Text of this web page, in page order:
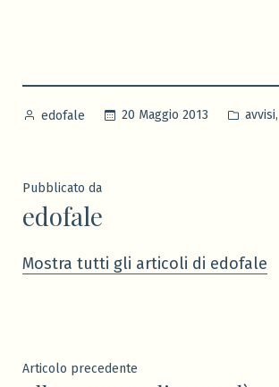
Pubblicato
edofale 20 Maggio 2013 avvisi,
Pubblicato da
edofale
Mostra tutti gli articoli di edofale
Navigazione
Articolo precedente